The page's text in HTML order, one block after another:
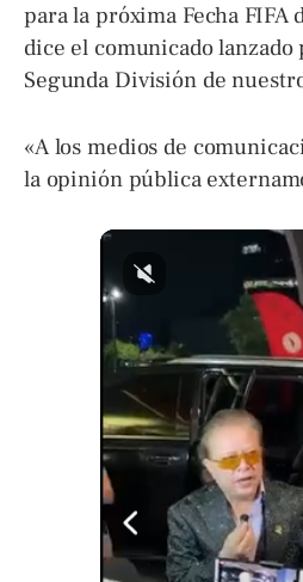
para la próxima Fecha FIFA
dice el comunicado
Segunda División de
«A los medios de
la opinión pública